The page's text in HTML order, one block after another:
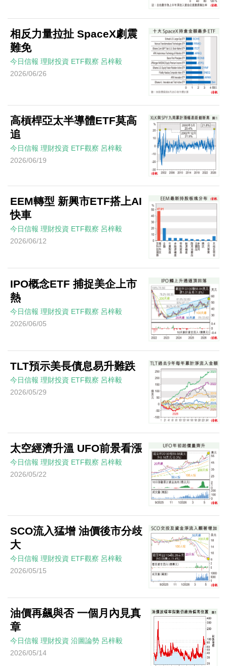
相反力量拉扯 SpaceX劇震
難免
今日信報 理財投資 ETF觀察 呂梓毅
2026/06/26
高槓桿亞太半導體ETF莫高
追
今日信報 理財投資 ETF觀察 呂梓毅
2026/06/19
EEM轉型 新興市ETF搭上AI
快車
今日信報 理財投資 ETF觀察 呂梓毅
2026/06/12
IPO概念ETF 捕捉美企上市
熱
今日信報 理財投資 ETF觀察 呂梓毅
2026/06/05
TLT預示美長債息易升難跌
今日信報 理財投資 ETF觀察 呂梓毅
2026/05/29
太空經濟升溫 UFO前景看漲
今日信報 理財投資 ETF觀察 呂梓毅
2026/05/22
SCO流入猛增 油價後市分歧
大
今日信報 理財投資 ETF觀察 呂梓毅
2026/05/15
油價再飆與否 一個月內見真
章
今日信報 理財投資 沿圖論勢 呂梓毅
2026/05/14